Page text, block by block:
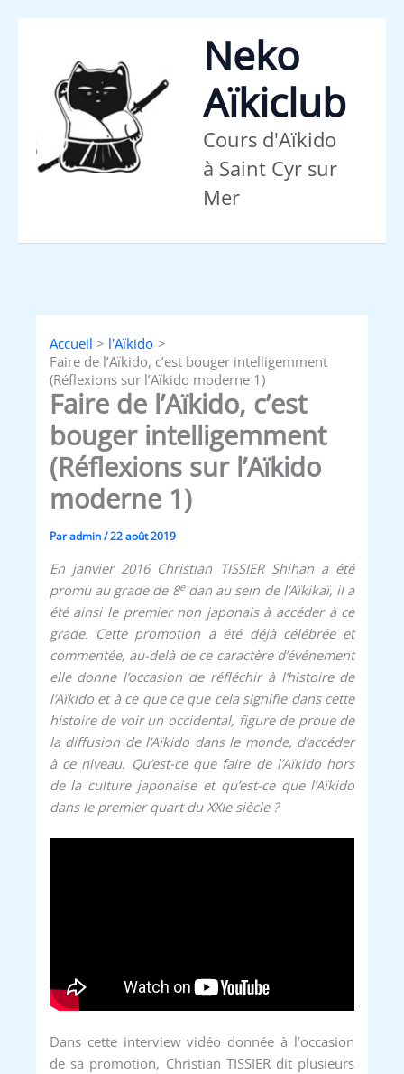
Neko
Aïkiclub
Cours d'Aïkido
à Saint Cyr sur
Mer
Accueil
l'Aïkido
Faire de l’Aïkido, c’est bouger intelligemment
(Réflexions sur l’Aïkido moderne 1)
Faire de l’Aïkido, c’est
bouger intelligemment
(Réflexions sur l’Aïkido
moderne 1)
Paradmin/22 août 2019
En janvier 2016 Christian TISSIER Shihan a été
promu au grade de 8edan au sein de l’Aïkikaï, il a
été ainsi le premier non japonais à accéder à ce
grade. Cette promotion a été déjà célébrée et
commentée, au-delà de ce caractère d’événement
elle donne l’occasion de réfléchir à l’histoire de
l’Aïkido et à ce que ce que cela signifie dans cette
histoire de voir un occidental, figure de proue de
la diffusion de l’Aïkido dans le monde, d’accéder
à ce niveau. Qu’est-ce que faire de l’Aïkido hors
de la culture japonaise et qu’est-ce que l’Aïkido
dans le premier quart du XXIe siècle ?
Dans cette interview vidéo donnée à l’occasion
de sa promotion, Christian TISSIER dit plusieurs